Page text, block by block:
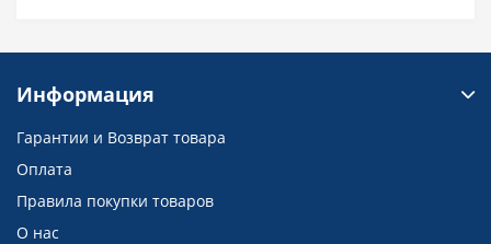
Информация
Гарантии и Возврат товара
Оплата
Правила покупки товаров
О нас